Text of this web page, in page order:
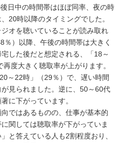
日中の時間帯はほぼ同率、夜の時
20時以降のタイミングでした。
オを聴いていることが読み取れ
）以降、午後の時間帯は大きく
した後だと想定される、「18～
度大きく聴取率が上がります。
～22時」（29％）で、遅い時間
見られました。逆に、50～60代
に下がっています。
ではあるものの、仕事が基本的
関しては聴取率が下がっていま
と答えている人も2割程度おり、